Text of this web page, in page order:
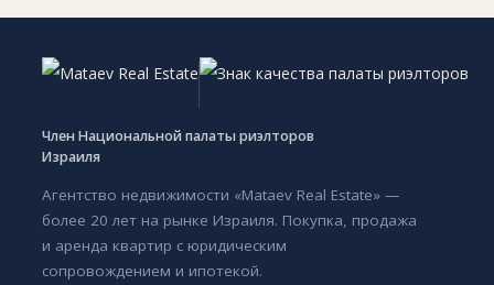
Член Национальной палаты риэлторов
Израиля
Агентство недвижимости «Mataev Real Estate» —
более 20 лет на рынке Израиля. Покупка, продажа
и аренда квартир с юридическим
сопровождением и ипотекой.